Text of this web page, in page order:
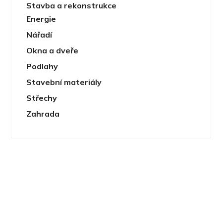
Stavba a rekonstrukce
Energie
Nářadí
Okna a dveře
Podlahy
Stavební materiály
Střechy
Zahrada